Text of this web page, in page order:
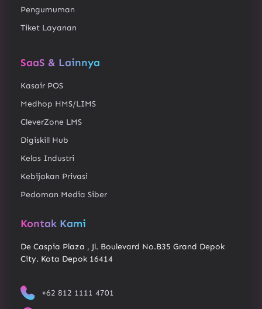
Pengumuman
Tiket Layanan
SaaS & Lainnya
Kasair POS
Medhop HMS/LIMS
CleverZone LMS
Digiskill Hub
Kelas Industri
Kebijakan Privasi
Pedoman Media Siber
Kontak Kami
De Caspia Plaza , Jl. Boulevard No.B35 Grand Depok
City. Kota Depok 16414
+62 812 1111 4701